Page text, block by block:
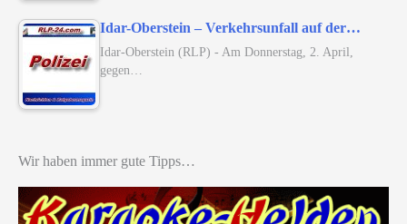
Idar-Oberstein – Verkehrsunfall auf der…
Idar-Oberstein (RLP) - Am Donnerstag, 2. April,
gegen…
Wir haben immer gute Tipps…